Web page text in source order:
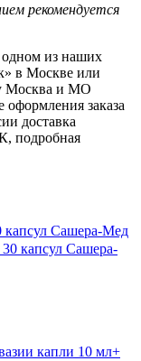
рекомендуется
из наших
в Москве или
Москва и МО
оформления заказа
доставка
подробная
капсул Сашера-